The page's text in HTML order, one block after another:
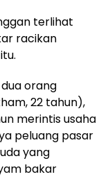
terlihat
racikan
orang
22 tahun),
merintis usaha
peluang pasar
yang
bakar